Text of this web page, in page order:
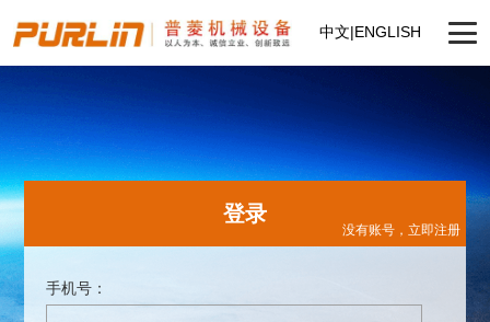
中文|ENGLISH
登录
没有账号，立即注册
手机号：